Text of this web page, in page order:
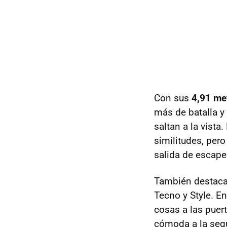
Con sus 4,91
más de batalla
saltan a la
similitudes,
salida de
También
Tecno y Style.
cosas a las
cómoda a la